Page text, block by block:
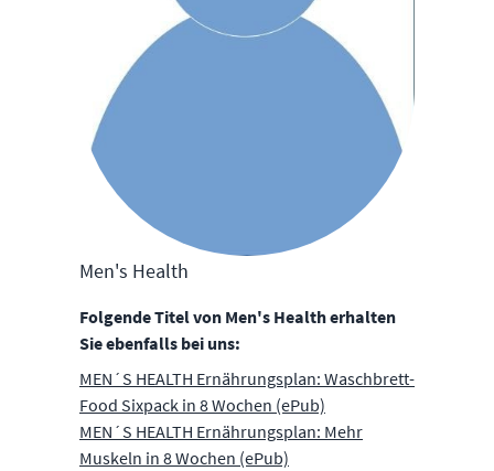
Men's Health
Folgende Titel von Men's Health erhalten
Sie ebenfalls bei uns:
MEN´S HEALTH Ernährungsplan: Waschbrett-
Food Sixpack in 8 Wochen (ePub)
MEN´S HEALTH Ernährungsplan: Mehr
Muskeln in 8 Wochen (ePub)